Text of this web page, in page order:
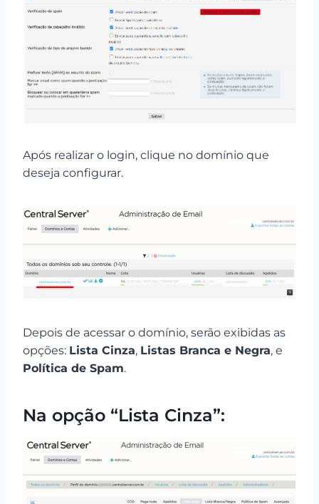
Após realizar o login, clique no domínio que
deseja configurar.
Depois de acessar o domínio, serão exibidas as
opções: Lista Cinza, Listas Branca e Negra, e
Política de Spam.
Na opção “Lista Cinza”: